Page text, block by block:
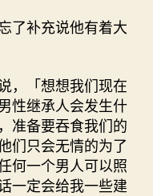
了补充说他有着大
，「想想我们现在
性继承人会发生什
准备要吞食我们的
们只会无情的为了
何一个男人可以照
一定会给我一些建